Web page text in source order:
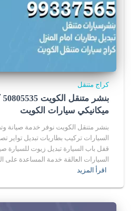
كراج متنقل
ميكانيكي سيارات الكويت
بنشر متنقل الكويت نوفر خدمة صيانة
السيارات تركيب بطاريات تبديل تواير
قفل باب السيارة تبديل زيوت للسيارة
السيارات العالقة خدمة المساعدة على
اقرأ المزيد